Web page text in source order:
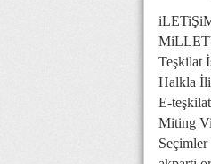
Teşkilat
Halkla
E-teşkilat
Miting
Seçimler